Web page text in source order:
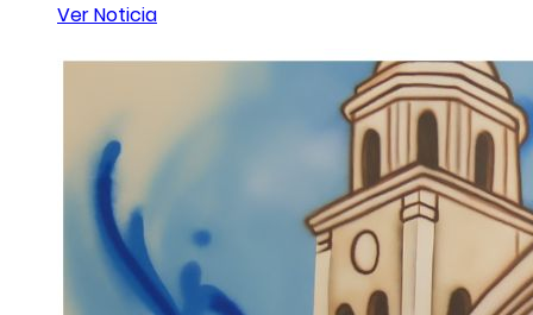
Ver Noticia